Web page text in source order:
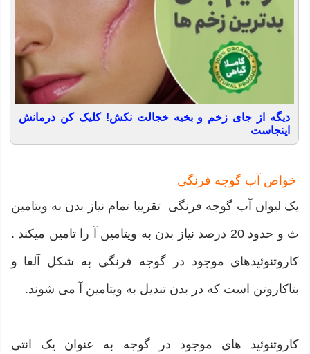
دیگه از جای زخم و بخیه خجالت نکش! کلیک کن درمانش
اینجاست
خواص آب گوجه فرنگی
یک لیوان آب گوجه فرنگی تقریبا تمام نیاز بدن به ویتامین
ث و حدود 20 درصد نیاز بدن به ویتامین آ را تامین میکند .
کاروتنوئیدهای موجود در گوجه فرنگی به شکل آلفا و
بتاکاروتن است که در بدن تبدیل به ویتامین آ می شوند.
کاروتنوئید های موجود در گوجه به عنوان یک انتی